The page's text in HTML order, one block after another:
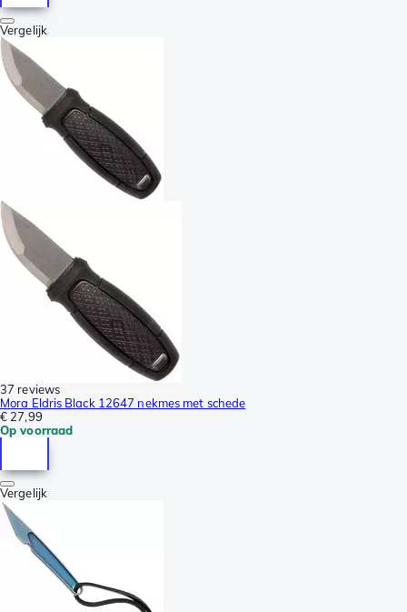
Vergelijk
37 reviews
Mora Eldris Black 12647 nekmes met schede
€ 27,99
Op voorraad
Vergelijk